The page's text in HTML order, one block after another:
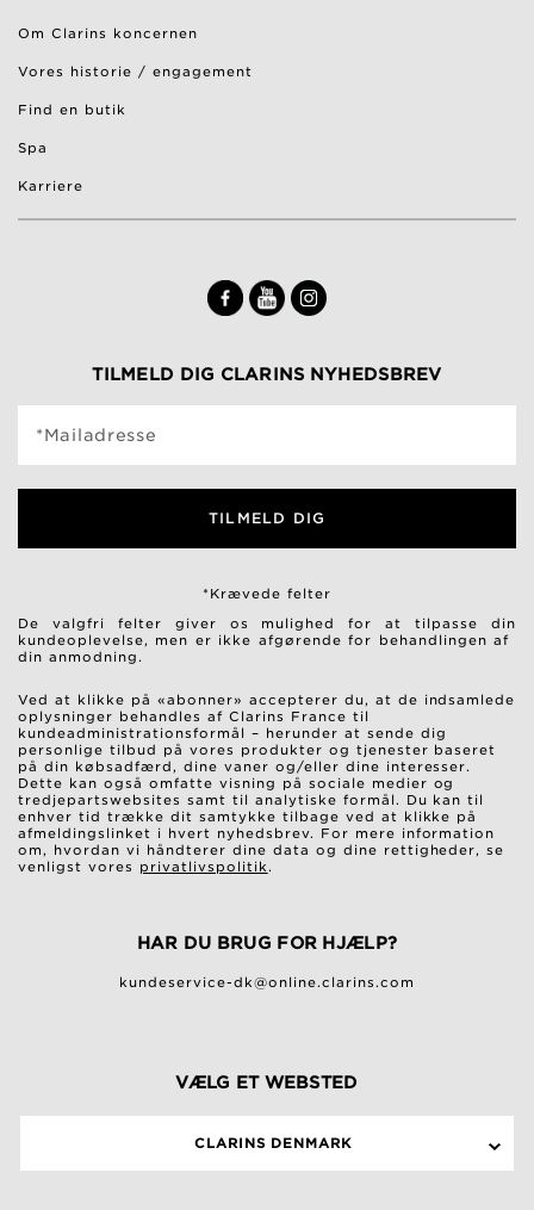
Om Clarins koncernen
Vores historie / engagement
Find en butik
Spa
Karriere
TILMELD DIG CLARINS NYHEDSBREV
*Mailadresse
TILMELD DIG
*Krævede felter
De valgfri felter giver os mulighed for at tilpasse din
kundeoplevelse, men er ikke afgørende for behandlingen af ​​
din anmodning.
Ved at klikke på «abonner» accepterer du, at de indsamlede
oplysninger behandles af Clarins France til
kundeadministrationsformål – herunder at sende dig
personlige tilbud på vores produkter og tjenester baseret
på din købsadfærd, dine vaner og/eller dine interesser.
Dette kan også omfatte visning på sociale medier og
tredjepartswebsites samt til analytiske formål. Du kan til
enhver tid trække dit samtykke tilbage ved at klikke på
afmeldingslinket i hvert nyhedsbrev. For mere information
om, hvordan vi håndterer dine data og dine rettigheder, se
venligst vores privatlivspolitik.
HAR DU BRUG FOR HJÆLP?
kundeservice-dk@online.clarins.com
VÆLG ET WEBSTED
CLARINS DENMARK